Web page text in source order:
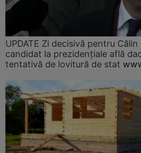
UPDATE Zi decisivă pentru
candidat la prezidențiale află
tentativă de lovitură de stat